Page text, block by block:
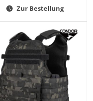
Zur Bestellung